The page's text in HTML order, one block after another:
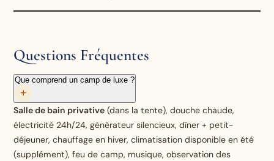
Questions Fréquentes
Que comprend un camp de luxe ?
+
Salle de bain privative (dans la tente), douche chaude,
électricité 24h/24, générateur silencieux, dîner + petit-
déjeuner, chauffage en hiver, climatisation disponible en été
(supplément), feu de camp, musique, observation des